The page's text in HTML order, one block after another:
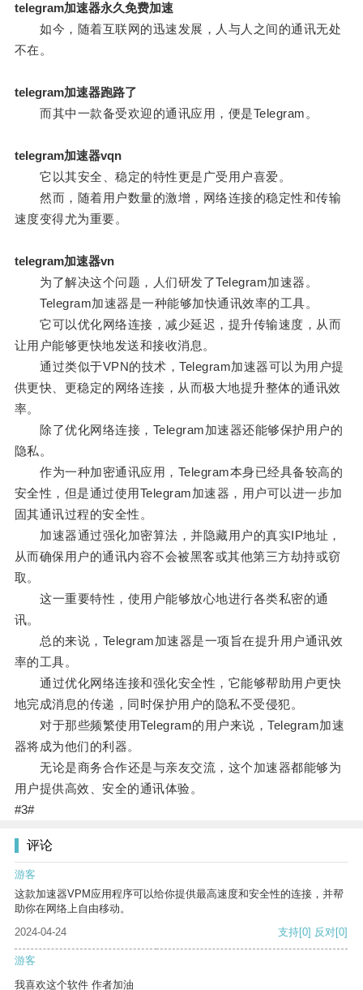
telegram加速器永久免费加速
如今，随着互联网的迅速发展，人与人之间的通讯无处
不在。
telegram加速器跑路了
而其中一款备受欢迎的通讯应用，便是Telegram。
telegram加速器vqn
它以其安全、稳定的特性更是广受用户喜爱。
然而，随着用户数量的激增，网络连接的稳定性和传输
速度变得尤为重要。
telegram加速器vn
为了解决这个问题，人们研发了Telegram加速器。
Telegram加速器是一种能够加快通讯效率的工具。
它可以优化网络连接，减少延迟，提升传输速度，从而
让用户能够更快地发送和接收消息。
通过类似于VPN的技术，Telegram加速器可以为用户提
供更快、更稳定的网络连接，从而极大地提升整体的通讯效
率。
除了优化网络连接，Telegram加速器还能够保护用户的
隐私。
作为一种加密通讯应用，Telegram本身已经具备较高的
安全性，但是通过使用Telegram加速器，用户可以进一步加
固其通讯过程的安全性。
加速器通过强化加密算法，并隐藏用户的真实IP地址，
从而确保用户的通讯内容不会被黑客或其他第三方劫持或窃
取。
这一重要特性，使用户能够放心地进行各类私密的通
讯。
总的来说，Telegram加速器是一项旨在提升用户通讯效
率的工具。
通过优化网络连接和强化安全性，它能够帮助用户更快
地完成消息的传递，同时保护用户的隐私不受侵犯。
对于那些频繁使用Telegram的用户来说，Telegram加速
器将成为他们的利器。
无论是商务合作还是与亲友交流，这个加速器都能够为
用户提供高效、安全的通讯体验。
#3#
评论
游客
这款加速器VPM应用程序可以给你提供最高速度和安全性的连接，并帮
助你在网络上自由移动。
2024-04-24
支持[0] 反对[0]
游客
我喜欢这个软件 作者加油